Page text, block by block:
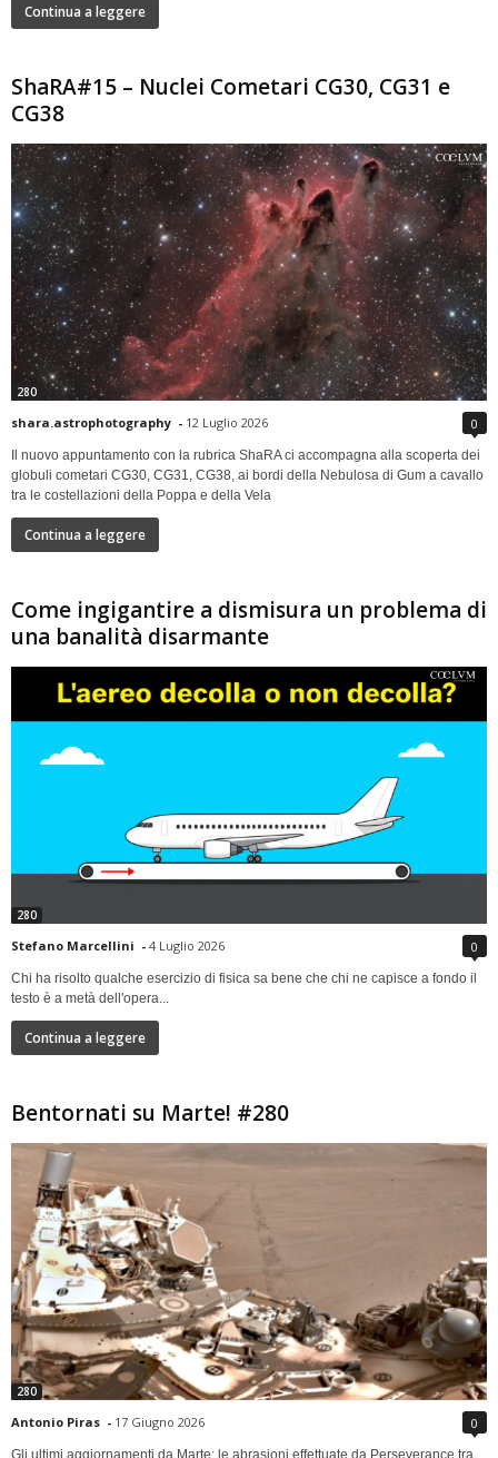
Continua a leggere
ShaRA#15 – Nuclei Cometari CG30, CG31 e
CG38
280
shara.astrophotography - 12 Luglio 2026 0
Il nuovo appuntamento con la rubrica ShaRA ci accompagna alla scoperta dei
globuli cometari CG30, CG31, CG38, ai bordi della Nebulosa di Gum a cavallo
tra le costellazioni della Poppa e della Vela
Continua a leggere
Come ingigantire a dismisura un problema di
una banalità disarmante
280
Stefano Marcellini - 4 Luglio 2026 0
Chi ha risolto qualche esercizio di fisica sa bene che chi ne capisce a fondo il
testo è a metà dell'opera...
Continua a leggere
Bentornati su Marte! #280
280
Antonio Piras - 17 Giugno 2026 0
Gli ultimi aggiornamenti da Marte: le abrasioni effettuate da Perseverance tra